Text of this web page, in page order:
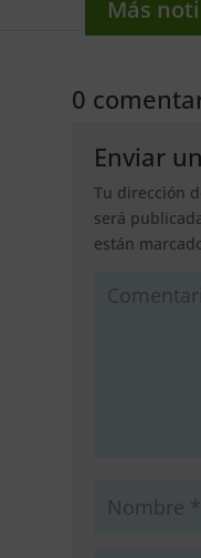
Más
0
Enviar
Tu dirección
será
están